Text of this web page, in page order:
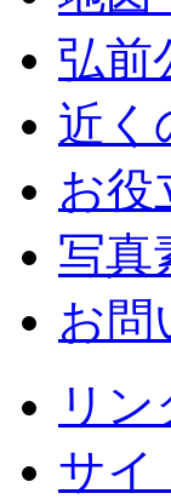
弘前
近く
お役
写真
お問
リン
サイ